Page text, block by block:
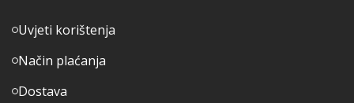
Uvjeti korištenja
Način plaćanja
Dostava